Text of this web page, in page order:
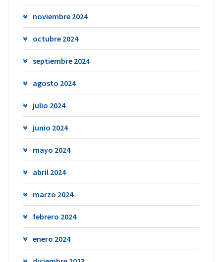
noviembre 2024
octubre 2024
septiembre 2024
agosto 2024
julio 2024
junio 2024
mayo 2024
abril 2024
marzo 2024
febrero 2024
enero 2024